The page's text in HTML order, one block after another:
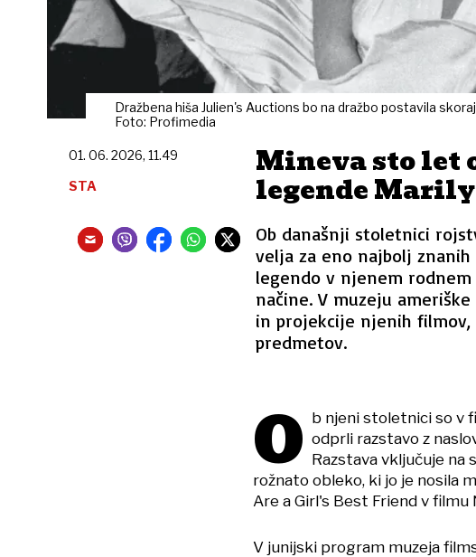
Dražbena hiša Julien's Auctions bo na dražbo postavila
Foto: Profimedia
Mineva sto let
legende
Ob današnji stoletnici
velja za eno najbolj
legendo v njenem rodnem
načine. V muzeju
in projekcije njenih
predmetov.
01. 06. 2026, 11.49
STA
O b njeni stoletnici so v
odprli razstavo z
Razstava vključuje
rožnato obleko, ki jo je nosila
Are a Girl's Best Friend v
V junijski program muzeja